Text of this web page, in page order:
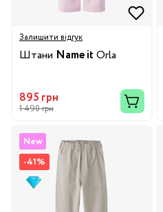
Залишити відгук
Штани Name it Orla
895 грн
1 490 грн
New
-41%